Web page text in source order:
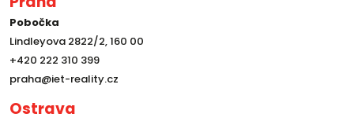
Pobočka
Lindleyova 2822/2, 160 00
+420 222 310 399
praha@iet-reality.cz
Ostrava